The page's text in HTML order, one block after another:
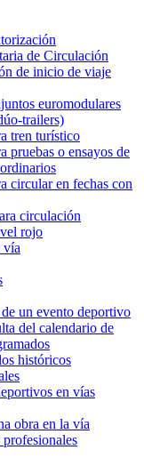
de Circulación
de inicio de viaje
euromodulares
trailers)
tren turístico
pruebas o ensayos de
circular en fechas con
circulación
rojo
vía
un evento deportivo
del calendario de
históricos
en vías
obra en la vía
profesionales